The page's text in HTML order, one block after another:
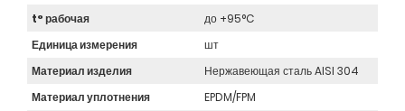
t° рабочая
до +95°C
Единица измерения
шт
Материал изделия
Нержавеющая сталь AISI 304
Материал уплотнения
EPDM/FPM